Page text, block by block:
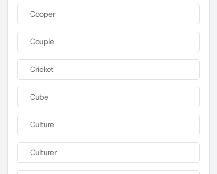
Cooper
Couple
Cricket
Cube
Culture
Culturer